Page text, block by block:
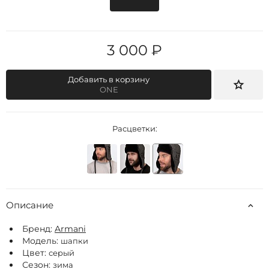
3 000 ₽
Добавить в корзину
ONE
Расцветки:
Описание
Бренд: Armani
Модель: шапки
Цвет: серый
Сезон: зима